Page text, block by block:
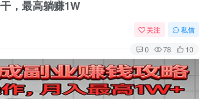
，最高躺赚1W
关注 私信
0 78 10